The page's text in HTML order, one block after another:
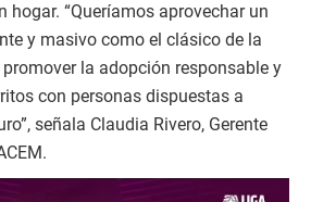
hogar. “Queríamos aprovechar un
y masivo como el clásico de la
la adopción responsable y
con personas dispuestas a
señala Claudia Rivero, Gerente